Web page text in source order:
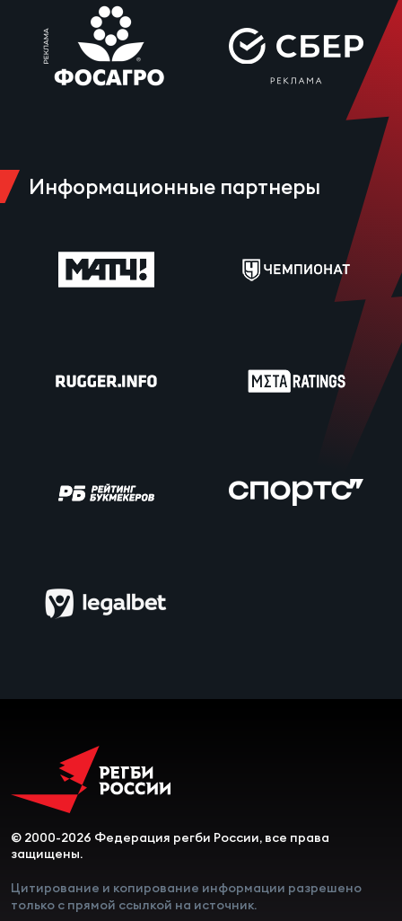
Информационные партнеры
© 2000-2026 Федерация регби России, все права
защищены.
Цитирование и копирование информации разрешено
только с прямой ссылкой на источник.